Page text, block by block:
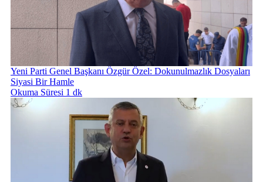
Yeni Parti Genel Başkanı Özgür Özel: Dokunulmazlık Dosyaları
Siyasi Bir Hamle
Okuma Süresi 1 dk